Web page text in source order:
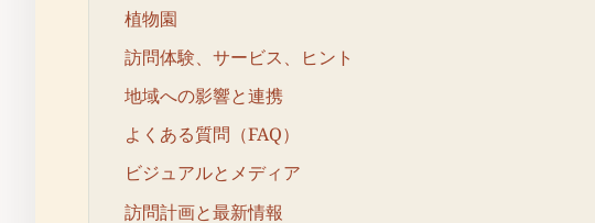
植物園
訪問体験、サービス、ヒント
地域への影響と連携
よくある質問（FAQ）
ビジュアルとメディア
訪問計画と最新情報